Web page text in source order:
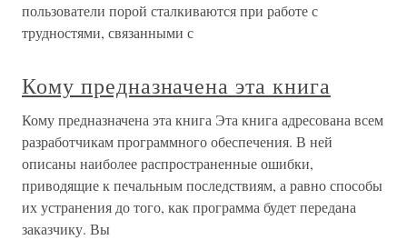
пользователи порой сталкиваются при работе с
трудностями, связанными с
Кому предназначена эта книга
Кому предназначена эта книга Эта книга адресована всем
разработчикам программного обеспечения. В ней
описаны наиболее распространенные ошибки,
приводящие к печальным последствиям, а равно способы
их устранения до того, как программа будет передана
заказчику. Вы